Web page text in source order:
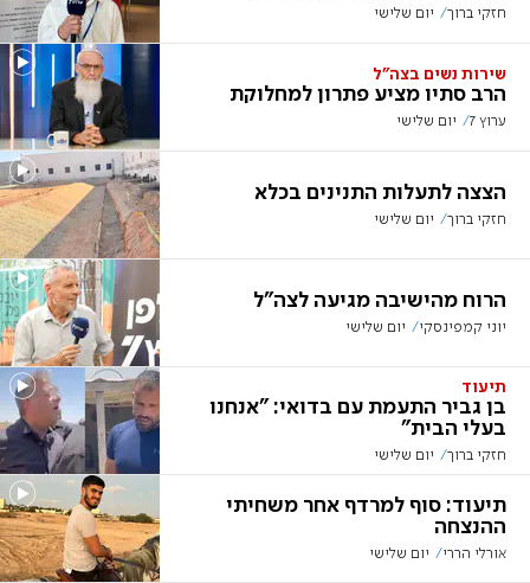
חזקי ברוך יום שלישי
שירות נשים בצה"ל
הרב סתיו מציע פתרון למחלוקת
ערוץ 7 יום שלישי
הצצה לתעלות התנינים בכלא
חזקי ברוך יום שלישי
הרוח מהישיבה מגיעה לצה"ל
יוני קמפינסקי יום שלישי
תיעוד
בן גביר התעמת עם בדואי: "אנחנו
בעלי הבית"
חזקי ברוך יום שלישי
תיעוד: סוף למרדף אחר משחיתי
ההנצחה
אורלי הררי יום שלישי